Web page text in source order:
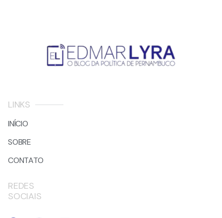
LINKS
INÍCIO
SOBRE
CONTATO
REDES
SOCIAIS